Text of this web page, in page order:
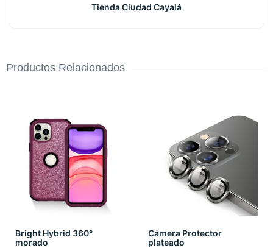
Tienda Ciudad Cayalá
Productos Relacionados
Bright Hybrid 360°
morado
Cámera Protector
plateado